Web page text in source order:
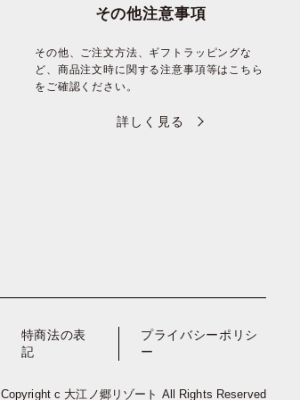
その他注意事項
その他、ご注文方法、ギフトラッピングな
ど、商品注文時に関する注意事項等はこちら
をご確認ください。
詳しく見る
特商法の表
記
プライバシーポリシ
ー
Copyright c 大江ノ郷リゾート All Rights Reserved